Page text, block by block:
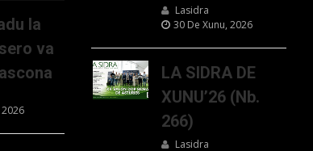
la
va
2026
Lasidra
30 De Xunu, 2026
LA SIDRA DE
XUNU’26 (Nb.
266)
Lasidra